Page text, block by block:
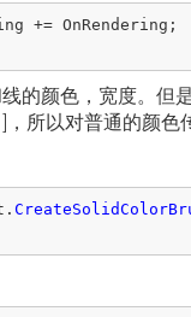
+= OnRendering ;
的颜色，宽度。但
所以对普通的颜色
.